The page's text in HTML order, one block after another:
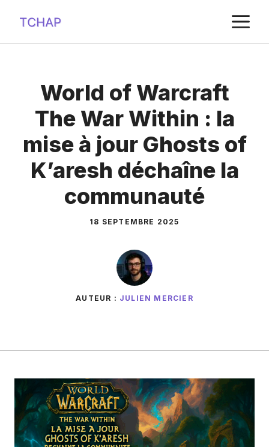
contenu
World of Warcraft
The War Within : la
mise à jour Ghosts of
K’aresh déchaîne la
communauté
18 SEPTEMBRE 2025
AUTEUR : JULIEN MERCIER